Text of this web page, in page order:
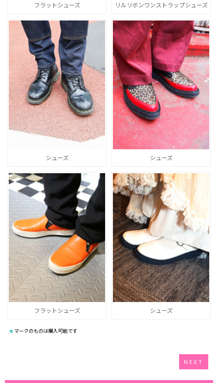
フラットシューズ リルリボンワンストラップシューズ
シューズ シューズ
フラットシューズ シューズ
マークのものは購入可能です
NEXT